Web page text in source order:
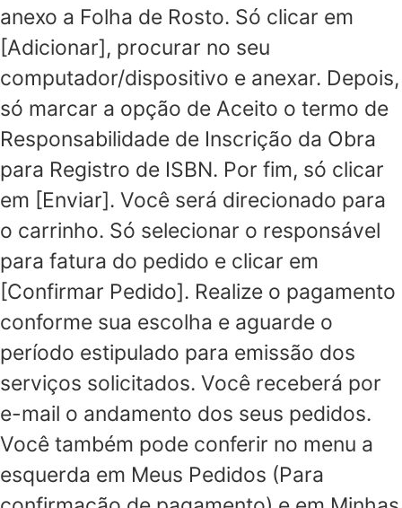
anexo a Folha de Rosto. Só clicar em
[Adicionar], procurar no seu
computador/dispositivo e anexar. Depois,
só marcar a opção de Aceito o termo de
Responsabilidade de Inscrição da Obra
para Registro de ISBN. Por fim, só clicar
em [Enviar]. Você será direcionado para
o carrinho. Só selecionar o responsável
para fatura do pedido e clicar em
[Confirmar Pedido]. Realize o pagamento
conforme sua escolha e aguarde o
período estipulado para emissão dos
serviços solicitados. Você receberá por
e-mail o andamento dos seus pedidos.
Você também pode conferir no menu a
esquerda em Meus Pedidos (Para